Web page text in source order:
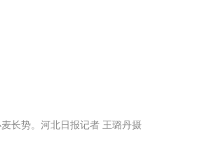
长势。河北日报记者 王璐丹摄